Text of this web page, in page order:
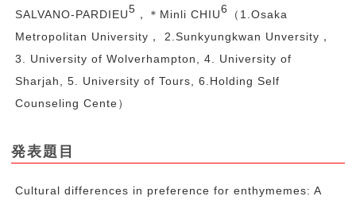
SALVANO-PARDIEU5 ，＊Minli CHIU6
（1.Osaka
Metropolitan University， 2.Sunkyungkwan Unversity，
3. University of Wolverhampton, 4. University of
Sharjah, 5. University of Tours, 6.Holding Self
Counseling Cente）
発表題目
Cultural differences in preference for enthymemes: A